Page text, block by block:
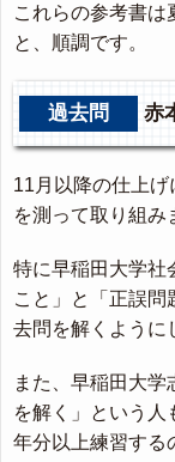
これらの参考書は
と、順調です。
過去問 赤
11月以降の仕上
を測って取り組み
特に早稲田大学社
こと」と「正誤問
去問を解くように
また、早稲田大
を解く」という
年分以上練習する